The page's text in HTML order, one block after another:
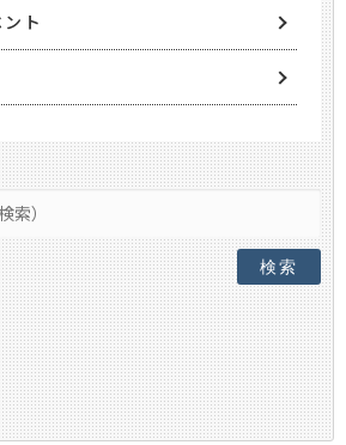
ト
検索